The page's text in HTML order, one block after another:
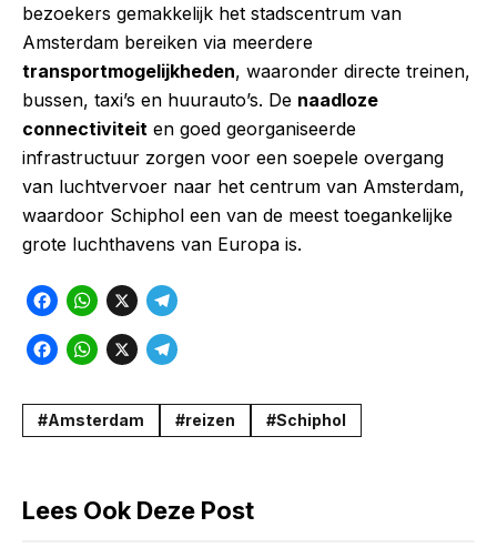
bezoekers gemakkelijk het stadscentrum van
Amsterdam bereiken via meerdere
transportmogelijkheden, waaronder directe treinen,
bussen, taxi’s en huurauto’s. De naadloze
connectiviteit en goed georganiseerde
infrastructuur zorgen voor een soepele overgang
van luchtvervoer naar het centrum van Amsterdam,
waardoor Schiphol een van de meest toegankelijke
grote luchthavens van Europa is.
F
a
c
e
b
k
W
h
a
t
s
p
X
T
e
l
e
m
F
c
o
W
a
A
X
T
r
Amsterdam reizen Schiphol
Lees Ook Deze Post